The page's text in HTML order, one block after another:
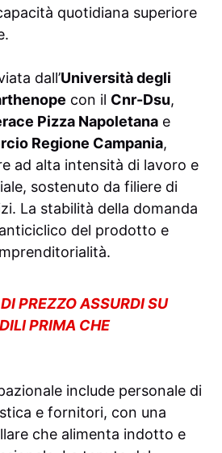
quotidiana superiore
dall’Università degli
con il Cnr-Dsu,
Pizza Napoletana e
Regione Campania,
ad alta intensità di lavoro e
sostenuto da filiere di
La stabilità della domanda
del prodotto e
PREZZO ASSURDI SU
PRIMA CHE
include personale di
e fornitori, con una
che alimenta indotto e